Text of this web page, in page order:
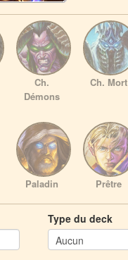
Ch.
Démons
Ch. Mort
Paladin Prêtre
Type du deck